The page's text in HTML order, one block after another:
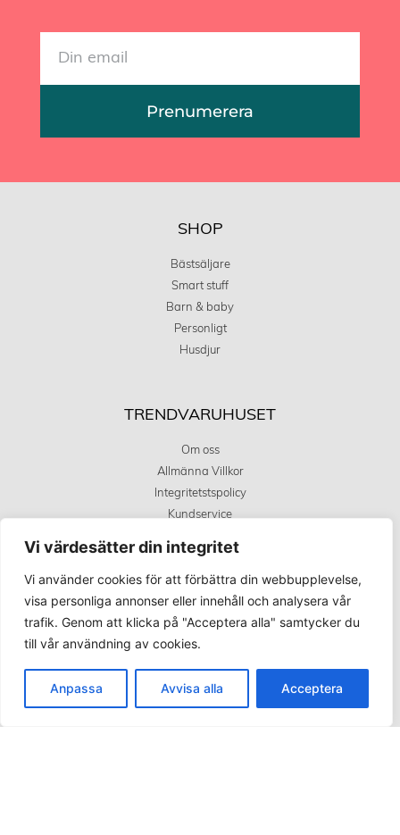
Vi värdesätter din integritet
Vi använder cookies för att förbättra din webbupplevelse,
visa personliga annonser eller innehåll och analysera vår
trafik. Genom att klicka på "Acceptera alla" samtycker du
till vår användning av cookies.
Anpassa Avvisa alla Acceptera
Prenumerera
SHOP
Bästsäljare
Smart stuff
Barn & baby
Personligt
Husdjur
TRENDVARUHUSET
Om oss
Allmänna Villkor
Integritetstspolicy
Kundservice
KÖPINFORMATION
Betalningsalternativ
Spåra din order